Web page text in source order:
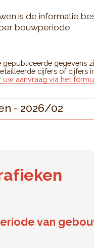
is de informatie
bouwperiode.
gepubliceerde gegevens
cijfers of cijfers
uw aanvraag via het
- 2026/02
van